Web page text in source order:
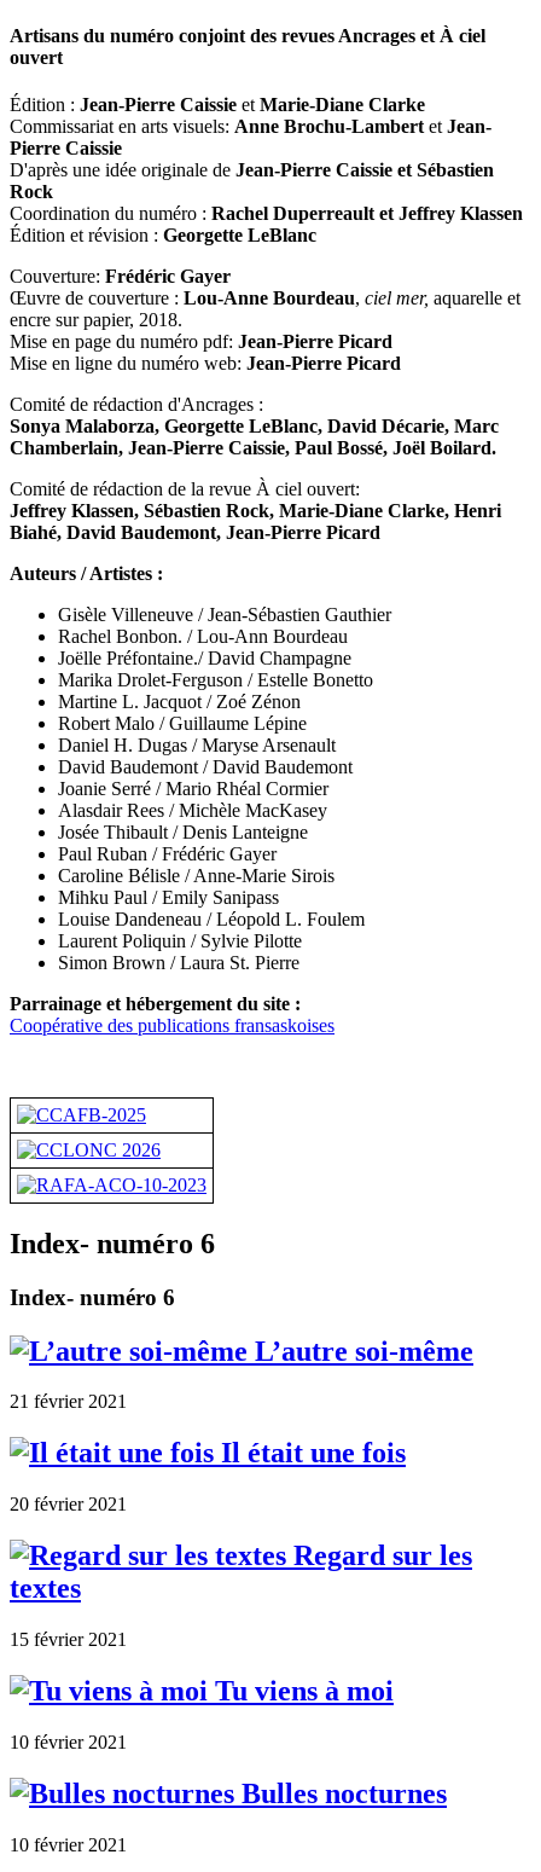
Artisans du numéro conjoint des revues Ancrages et À ciel
ouvert
Édition : Jean-Pierre Caissie et Marie-Diane Clarke
Commissariat en arts visuels: Anne Brochu-Lambert et Jean-
Pierre Caissie
D'après une idée originale de Jean-Pierre Caissie et Sébastien
Rock
Coordination du numéro : Rachel Duperreault et Jeffrey Klassen
Édition et révision : Georgette LeBlanc
Couverture: Frédéric Gayer
Œuvre de couverture : Lou-Anne Bourdeau, ciel mer, aquarelle et
encre sur papier, 2018.
Mise en page du numéro pdf: Jean-Pierre Picard
Mise en ligne du numéro web: Jean-Pierre Picard
Comité de rédaction d'Ancrages :
Sonya Malaborza, Georgette LeBlanc, David Décarie, Marc
Chamberlain, Jean-Pierre Caissie, Paul Bossé, Joël Boilard.
Comité de rédaction de la revue À ciel ouvert:
Jeffrey Klassen, Sébastien Rock, Marie-Diane Clarke, Henri
Biahé, David Baudemont, Jean-Pierre Picard
Auteurs / Artistes :
Gisèle Villeneuve / Jean-Sébastien Gauthier
Rachel Bonbon. / Lou-Ann Bourdeau
Joëlle Préfontaine./ David Champagne
Marika Drolet-Ferguson / Estelle Bonetto
Martine L. Jacquot / Zoé Zénon
Robert Malo / Guillaume Lépine
Daniel H. Dugas / Maryse Arsenault
David Baudemont / David Baudemont
Joanie Serré / Mario Rhéal Cormier
Alasdair Rees /Michèle MacKasey
Josée Thibault / Denis Lanteigne
Paul Ruban / Frédéric Gayer
Caroline Bélisle / Anne-Marie Sirois
Mihku Paul / Emily Sanipass
Louise Dandeneau /Léopold L. Foulem
Laurent Poliquin / Sylvie Pilotte
Simon Brown / Laura St. Pierre
Parrainage et hébergement du site :
Coopérative des publications fransaskoises
Index- numéro 6
Index- numéro 6
L’autre soi-même
21 février 2021
Il était une fois
20 février 2021
Regard sur les
textes
15 février 2021
Tu viens à moi
10 février 2021
Bulles nocturnes
10 février 2021